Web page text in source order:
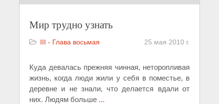
Мир трудно узнать
III - Глава восьмая 25 мая 2010 г.
Куда девалась прежняя чинная, неторопливая
жизнь, когда люди жили у себя в поместье, в
деревне и не знали, что делается вдали от
них. Людям больше ...